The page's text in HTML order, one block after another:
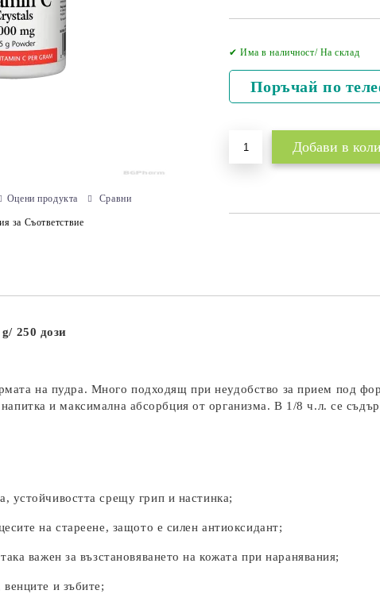
✔ Има в наличност/ На склад
Поръчай по
Оцени продукта Сравни
за Съответствие
250 дози
на пудра. Много подходящ при неудобство за прием под
напитка и максимална абсорбция от организма. В 1/8 ч.л. се
устойчивостта срещу грип и настинка;
на стареене, защото е силен антиоксидант;
важен за възстановяването на кожата при наранявания;
и зъбите;